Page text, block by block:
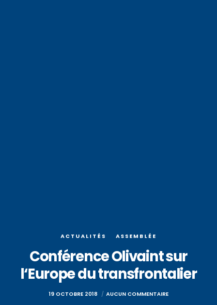
ACTUALITÉS ASSEMBLÉE
Conférence Olivaint sur
l‘Europe du transfrontalier
19 OCTOBRE 2018 AUCUN COMMENTAIRE